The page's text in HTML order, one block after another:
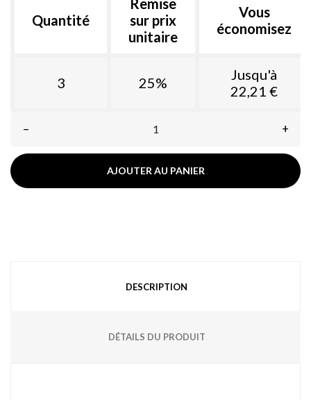
Quantité
sur prix
unitaire
Vous
économisez
3 25%
Jusqu'à
22,21 €
– +
AJOUTER AU PANIER
DESCRIPTION
DÉTAILS DU PRODUIT